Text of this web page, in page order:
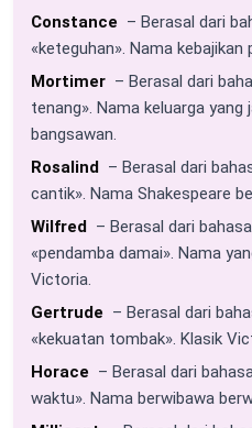
Constance – Berasal dari
«keteguhan». Nama
Mortimer – Berasal dari
tenang». Nama keluarga
bangsawan.
Rosalind – Berasal dari
cantik». Nama Shakespeare
Wilfred – Berasal dari
«pendamba damai». Nama
Victoria.
Gertrude – Berasal dari
«kekuatan tombak». Klasik
Horace – Berasal dari
waktu». Nama berwibawa